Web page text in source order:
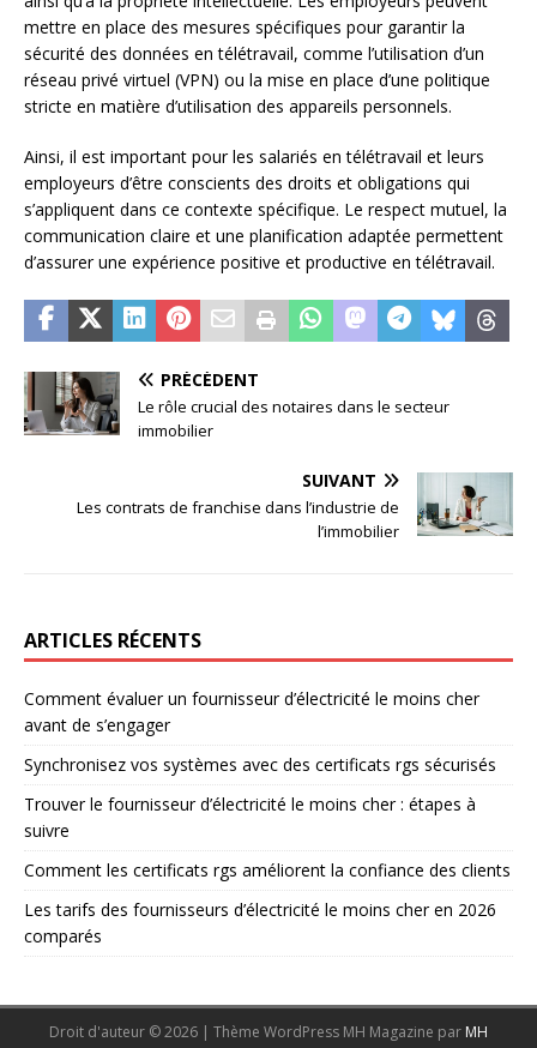
mettre en place des mesures spécifiques pour garantir la
sécurité des données en télétravail, comme l’utilisation d’un
réseau privé virtuel (VPN) ou la mise en place d’une politique
stricte en matière d’utilisation des appareils personnels.
Ainsi, il est important pour les salariés en télétravail et leurs
employeurs d’être conscients des droits et obligations qui
s’appliquent dans ce contexte spécifique. Le respect mutuel, la
communication claire et une planification adaptée permettent
d’assurer une expérience positive et productive en télétravail.
PRÉCÉDENT
Le rôle crucial des notaires dans le secteur
immobilier
SUIVANT
Les contrats de franchise dans l’industrie de
l’immobilier
ARTICLES RÉCENTS
Comment évaluer un fournisseur d’électricité le moins cher
avant de s’engager
Synchronisez vos systèmes avec des certificats rgs sécurisés
Trouver le fournisseur d’électricité le moins cher : étapes à
suivre
Comment les certificats rgs améliorent la confiance des clients
Les tarifs des fournisseurs d’électricité le moins cher en 2026
comparés
Droit d'auteur © 2026 | Thème WordPress MH Magazine par MH